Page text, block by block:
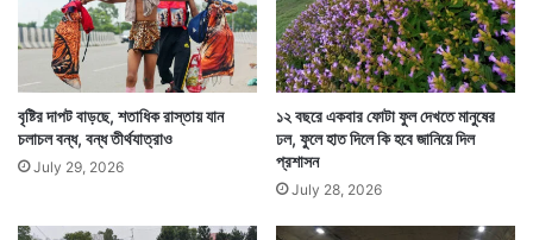
বৃষ্টির দাপট বাড়ছে, শতাধিক রাস্তায় যান
চলাচল বন্ধ, বন্ধ তীর্থযাত্রাও
July 29, 2026
১২ বছরে একবার ফোটা ফুল দেখতে মানুষের
ঢল, ফুলে হাত দিলে কি হবে জানিয়ে দিল
প্রশাসন
July 28, 2026